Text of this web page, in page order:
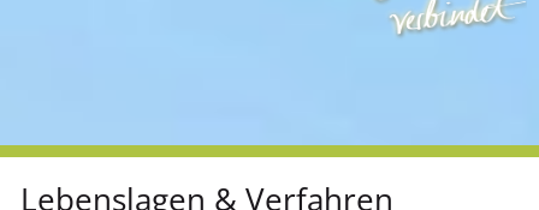
Lebenslagen & Verfahren